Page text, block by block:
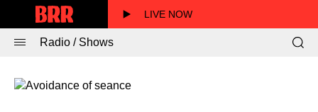
LIVE NOW
Radio / Shows